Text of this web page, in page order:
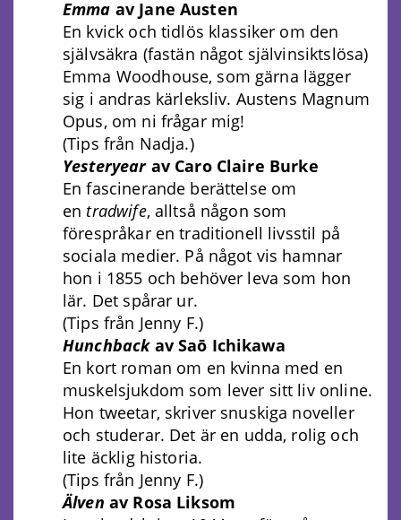
Emma av Jane Austen
En kvick och tidlös klassiker om den
självsäkra (fastän något självinsiktslösa)
Emma Woodhouse, som gärna lägger
sig i andras kärleksliv. Austens Magnum
Opus, om ni frågar mig!
(Tips från Nadja.)
Yesteryear av Caro Claire Burke
En fascinerande berättelse om
en tradwife, alltså någon som
förespråkar en traditionell livsstil på
sociala medier. På något vis hamnar
hon i 1855 och behöver leva som hon
lär. Det spårar ur.
(Tips från Jenny F.)
Hunchbackav Saō Ichikawa
En kort roman om en kvinna med en
muskelsjukdom som lever sitt liv online.
Hon tweetar, skriver snuskiga noveller
och studerar. Det är en udda, rolig och
lite äcklig historia.
(Tips från Jenny F.)
Älven av Rosa Liksom